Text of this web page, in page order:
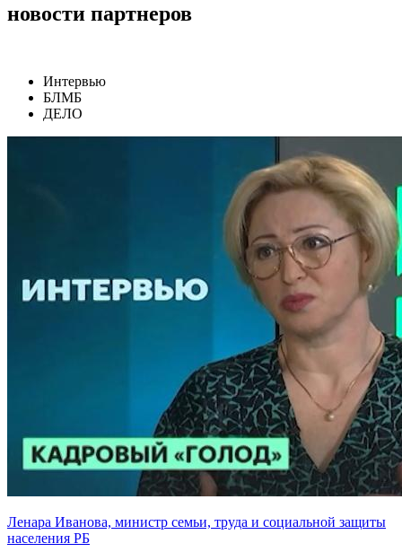
новости партнеров
Интервью
БЛМБ
ДЕЛО
Ленара Иванова, министр семьи, труда и социальной защиты
населения РБ